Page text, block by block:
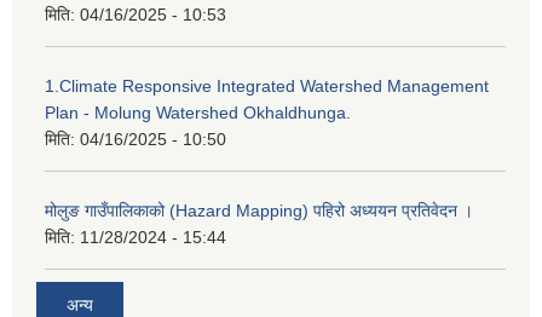
मिति: 04/16/2025 - 10:53
1.Climate Responsive Integrated Watershed Management
Plan - Molung Watershed Okhaldhunga.
मिति: 04/16/2025 - 10:50
मोलुङ गाउँपालिकाको (Hazard Mapping) पहिरो अध्ययन प्रतिवेदन ।
मिति: 11/28/2024 - 15:44
अन्य